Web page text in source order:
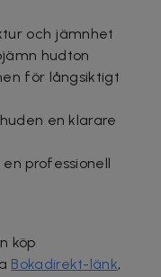
och jämnhet
hudton
för långsiktigt
en klarare
professionell
köp
Bokadirekt-länk,